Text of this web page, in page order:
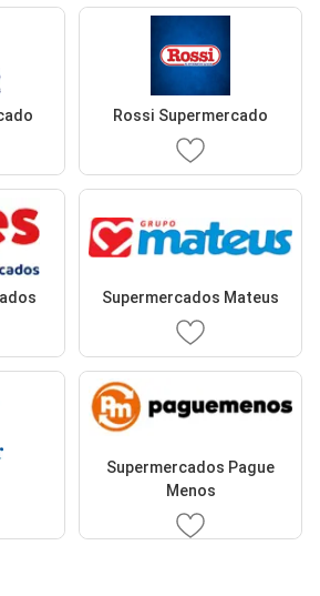
Rossi Supermercado
Supermercados Mateus
Supermercados Pague
Menos